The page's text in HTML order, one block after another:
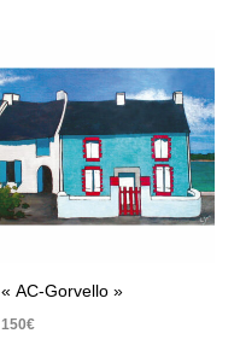
« AC-Gorvello »
150€